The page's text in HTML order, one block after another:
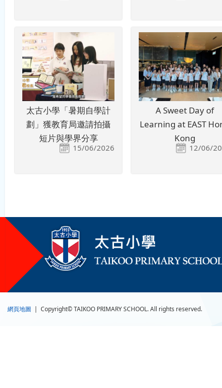
太古小學「暑期自學計
劃」獲教育局邀請拍攝
短片與學界分享
15/06/2026
A Sweet Day of
Learning at EAST
Kong
12/06/
網頁地圖 | Copyright© TAIKOO PRIMARY SCHOOL. All rights reserved.